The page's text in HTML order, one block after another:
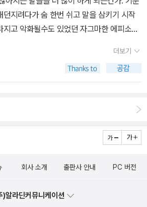
던지려다가 숨 한번 쉬고 말을 삼키기 시작
고 악화될수도 있었던 자그마한 에피소드
지도. [ '가을방학' 보컬 계피의 첫 에세이
벗어두고 '임수진'으로 돌아와 처음, 음악
던 일상의 이야기를 풀어냈다. 가을이 되면
신간도서에 이런 책도 있었네? 제목도 그렇
가을감성세트 도서처럼 느껴지네.오늘 점심
고 있으려니 솔직히 머리가 멍해지고 있다. 특
데 잊었구나..하고 있었지만 방금 다들 약속
이야 많이 해 왔었는데 오랫동안 함께 먹다
더보기
회사 소개 출판사 안내 PC 버전
)알라딘커뮤니케이션